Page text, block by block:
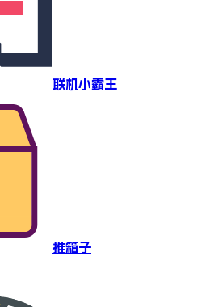
联机小霸王
推箱子